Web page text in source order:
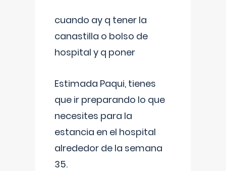
cuando ay q tener la
canastilla o bolso de
hospital y q poner
Estimada Paqui, tienes
que ir preparando lo que
necesites para la
estancia en el hospital
alrededor de la semana
35.